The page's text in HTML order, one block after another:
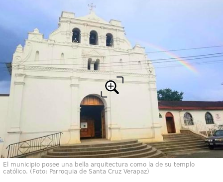
El municipio posee una bella arquitectura como la de su templo
católico. (Foto: Parroquia de Santa Cruz Verapaz)